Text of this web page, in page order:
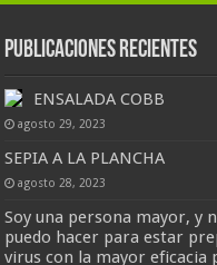
Publicaciones Recientes
ENSALADA COBB
agosto 29, 2023
SEPIA A LA PLANCHA
agosto 28, 2023
Soy una persona mayor, y
puedo hacer para estar
virus con la mayor eficacia